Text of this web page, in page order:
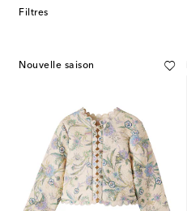
Filtres
Nouvelle saison